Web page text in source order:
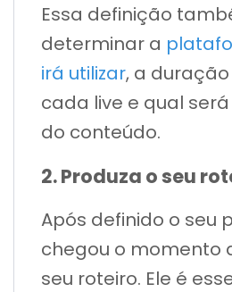
Essa definição
determinar a
irá utilizar, a
cada live e qual
do conteúdo.
2. Produza o seu
Após definido o seu
chegou o momento
seu roteiro. Ele é